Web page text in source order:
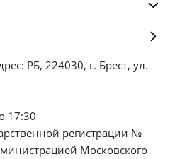
РБ, 224030, г. Брест, ул.
17:30
регистрации №
Московского